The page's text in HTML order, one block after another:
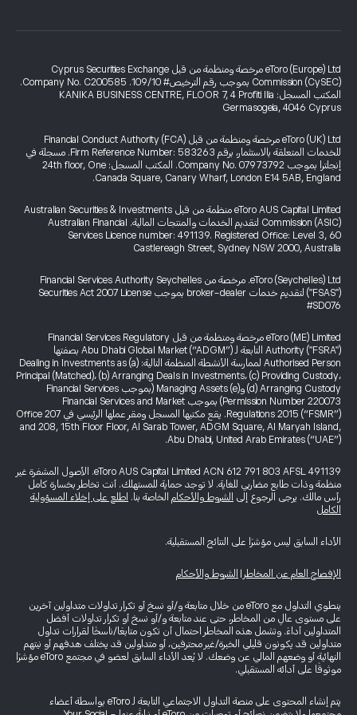
eToro (Europe) Ltd مرخصة ومنظمة من قبل Cyprus Securities Exchange
Commission (CySEC) بموجب رقم الترخيص# 109/10. Company No. C200585.
المكتب المسجل: KANIKA BUSINESS CENTRE, FLOOR 7, 4 Profiti Ilia
Germasogeia, 4046 Cyprus
eToro (UK) Ltd مرخصة ومنظمة من قبل Financial Conduct Authority (FCA)
للخدمات المتعلقة بالاستثمار، برقم Firm Reference Number: 583263. مسجلة في
إنجلترا بموجب Company No. 07973792. المكتب المسجل: 24th floor, One
Canada Square, Canary Wharf, London E14 5AB, England.
eToro AUS Capital Limited منظمة من قبل Australian Securities & Investments
Commission (ASIC) لتقديم الخدمات والمنتجات المالية. Australian Financial
Services Licence number: 491139. Registered Office: Level 3, 60
Castlereagh Street, Sydney NSW 2000, Australia
eToro (Seychelles) Ltd. مرخصة من Financial Services Authority Seychelles
("FSAS") لتقديم خدمات broker-dealer بموجب Securities Act 2007 License
#SD076
eToro (ME) Limited مرخصة ومنظمة من قبل Financial Services Regulatory
Authority ("FSRA") التابعة لـ Abu Dhabi Global Market (“ADGM”) بصفتها
Authorised Person لممارسة الأنشطة المنظمة التالية: (a) Dealing in Investments as
Principal (Matched)، (b) Arranging Deals in Investments، (c) Providing Custody،
(d) Arranging Custody و(e) Managing Assets (بموجب Financial Services
Permission Number 220073) بموجب Financial Services and Market
Regulations 2015 (“FSMR”). يقع مكتبها المسجل ومقر عملها الرئيسي في Office 207
and 208, 15th Floor Floor, Al Sarab Tower, ADGM Square, Al Maryah Island,
Abu Dhabi, United Arab Emirates (“UAE”).
eToro AUS Capital Limited ACN 612 791 803 AFSL 491139. الأصول المشفرة غير
منظمة وذات طابع مضاربي للغاية. لا توجد حماية للمستهلك. أنت تخاطر بخسارة كامل
رأس مالك. يرجى الرجوع إلى الشروط والأحكام الخاصة بنا. اطلع على إخلاء المسؤولية
الكامل
الأداء السابق ليس مؤشرًا على النتائج المستقبلية.
الإفصاح العام عن المخاطر الشروط والأحكام
ينطوي التداول مع eToro من خلال متابعة و/أو نسخ أو تكرار تداولات متداولين آخرين
على مستوى عالٍ من المخاطر، حتى عند متابعة و/أو نسخ أو تكرار تداولات أفضل
المتداولين أداءً. وتشمل هذه المخاطر احتمال أن تكون متابعًا/ناسخًا لقرارات تداول
متداولين قد يكونون قليلي الخبرة/غير محترفين، أو متداولين قد يختلف هدفهم أو نيتهم
النهائية أو وضعهم المالي عن وضعك. لا يُعد الأداء السابق لعضو في مجتمع eToro مؤشرًا
موثوقًا على أدائه المستقبلي.
يتم إنشاء المحتوى على منصة التداول الاجتماعي التابعة لـ eToro بواسطة أعضاء